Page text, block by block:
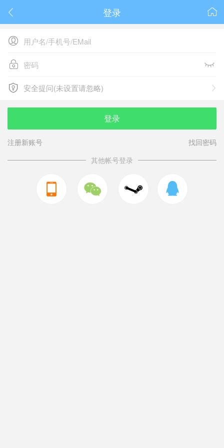
 
登录

 
 
安全提问(未设置请忽略)
安全提问(未设置请忽略)
登录
注册新账号
找回密码
其他帐号登录
  